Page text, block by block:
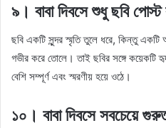
৯। বাবা দিবসে শুধু ছবি
ছবি একটি সুন্দর স্মৃতি তুলে ধরে, কিন্তু
গভীর করে তোলে। তাই ছবির সঙ্গে কয়েকটি
বেশি সম্পূর্ণ এবং স্মরণীয় হয়ে ওঠে।
১০। বাবা দিবসে সবচেয়ে